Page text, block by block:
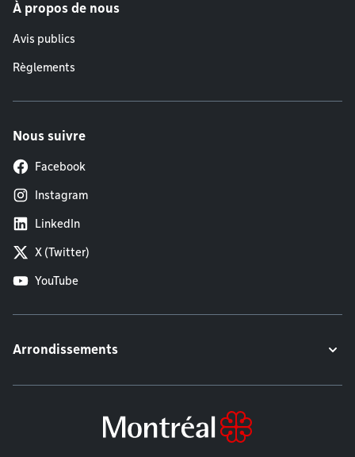
À propos de nous
Avis publics
Règlements
Nous suivre
Facebook
Instagram
LinkedIn
X (Twitter)
YouTube
Arrondissements